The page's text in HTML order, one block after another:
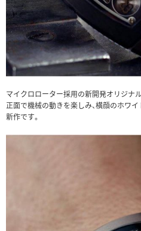
マイクロローター採用の新開発オリジナ
正面で機械の動きを楽しみ、横顔のホワ
新作です。